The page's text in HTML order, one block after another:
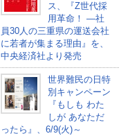
ス、『Z世代採
用革命！ ―社
員30人の三重県の運送会社
に若者が集まる理由』を、
中央経済社より発売
世界難民の日特
別キャンペーン
『もしも わた
しが あなただ
ったら』、6/9(火)～